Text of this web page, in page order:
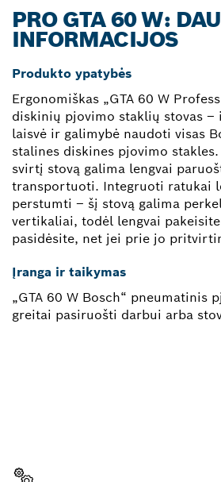
PRO GTA 60 W:
INFORMACIJOS
Produkto ypatybės
Ergonomiškas „GTA 60 W
diskinių pjovimo staklių stovas
laisvė ir galimybė naudoti visas
stalines diskines pjovimo
svirtį stovą galima lengvai
transportuoti. Integruoti ratukai
perstumti – šį stovą galima
vertikaliai, todėl lengvai
pasidėsite, net jei prie jo
Įranga ir taikymas
„GTA 60 W Bosch“ pneumatinis
greitai pasiruošti darbui arba